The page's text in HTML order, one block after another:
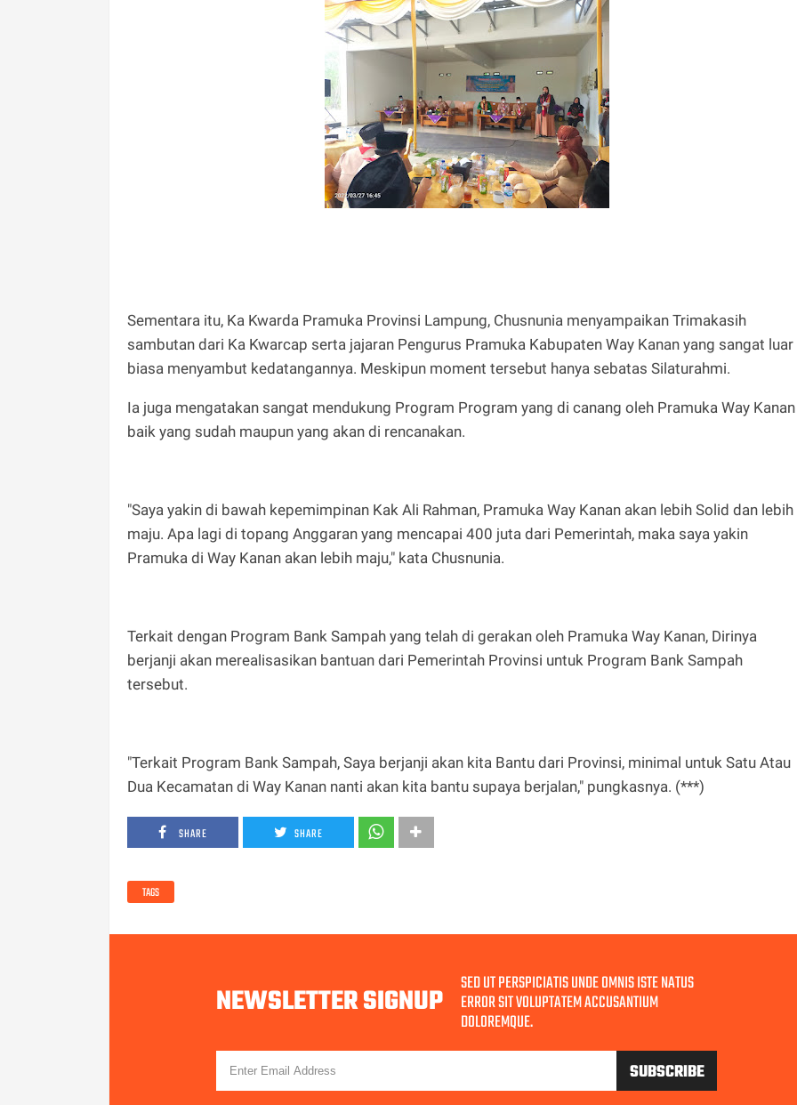
Sementara itu, Ka Kwarda Pramuka Provinsi Lampung, Chusnunia menyampaikan Trimakasih
sambutan dari Ka Kwarcap serta jajaran Pengurus Pramuka Kabupaten Way Kanan yang sangat luar
biasa menyambut kedatangannya. Meskipun moment tersebut hanya sebatas Silaturahmi.
Ia juga mengatakan sangat mendukung Program Program yang di canang oleh Pramuka Way Kanan
baik yang sudah maupun yang akan di rencanakan.
"Saya yakin di bawah kepemimpinan Kak Ali Rahman, Pramuka Way Kanan akan lebih Solid dan lebih
maju. Apa lagi di topang Anggaran yang mencapai 400 juta dari Pemerintah, maka saya yakin
Pramuka di Way Kanan akan lebih maju," kata Chusnunia.
Terkait dengan Program Bank Sampah yang telah di gerakan oleh Pramuka Way Kanan, Dirinya
berjanji akan merealisasikan bantuan dari Pemerintah Provinsi untuk Program Bank Sampah
tersebut.
"Terkait Program Bank Sampah, Saya berjanji akan kita Bantu dari Provinsi, minimal untuk Satu Atau
Dua Kecamatan di Way Kanan nanti akan kita bantu supaya berjalan," pungkasnya. (***)
SHARE SHARE
TAGS
NEWSLETTER SIGNUP SED UT PERSPICIATIS UNDE OMNIS ISTE NATUS
ERROR SIT VOLUPTATEM ACCUSANTIUM
DOLOREMQUE.